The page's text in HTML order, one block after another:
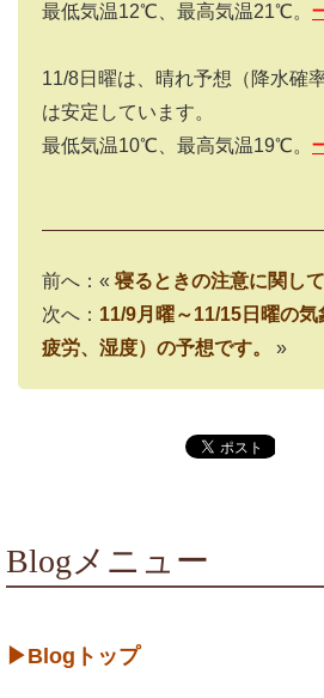
最低気温12℃、最高気温21℃。
11/8日曜は、晴れ予想（降水確
は安定しています。
最低気温10℃、最高気温19℃。
前へ：« 寝るときの注意に関して
次へ： 11/9月曜～11/15日曜の
疲労、湿度）の予想です。
»
Blogメニュー
▶Blogトップ